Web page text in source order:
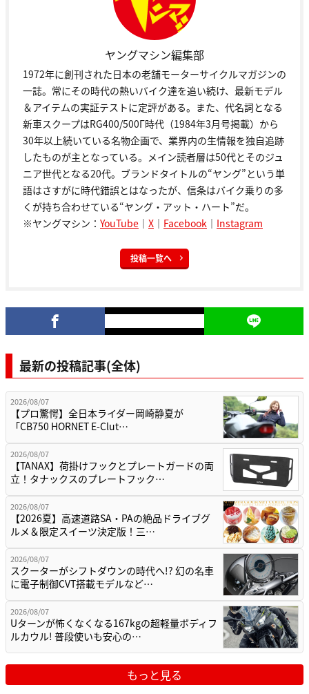
ヤングマシン編集部
1972年に創刊された日本の老舗モーターサイクルマガジンの
一誌。常にその時代の熱いバイク達を追い続け、最新モデル
＆アイテムの実証テストに定評がある。また、代名詞となる
新車スクープはRG400/500Γ時代（1984年3月号掲載）から
30年以上続いている名物企画で、業界内の生情報を独自追跡
したものが主となっている。メイン読者層は50代とそのジュ
ニア世代となる20代。ブランドタイトルの“ヤング”という単
語はさすがに時代錯誤とはなったが、信条はバイク乗りの多
くが持ち合わせている“ヤング・アット・ハート”だ。
※ヤングマシン： YouTube ｜ X ｜ Facebook ｜ Instagram
投稿一覧へ
最新の投稿記事(全体)
2026/08/07
【プロ驚愕】全日本ライダー岡崎静夏が
「CB750 HORNET E-Clut…
2026/08/07
【TANAX】荷掛けフックとプレートガードの両
立！タナックスのプレートフック…
2026/08/07
【2026夏】高速道路SA・PAの絶品ドライブグ
ルメ＆限定スイーツ決定版！三…
2026/08/07
スクーターがシフトダウンの時代へ!? 幻の名車
に電子制御CVT搭載モデルなど…
2026/08/07
Uターンが怖くなくなる167kgの超軽量ボディフ
ルカウル! 普段使いも安心の…
もっと見る